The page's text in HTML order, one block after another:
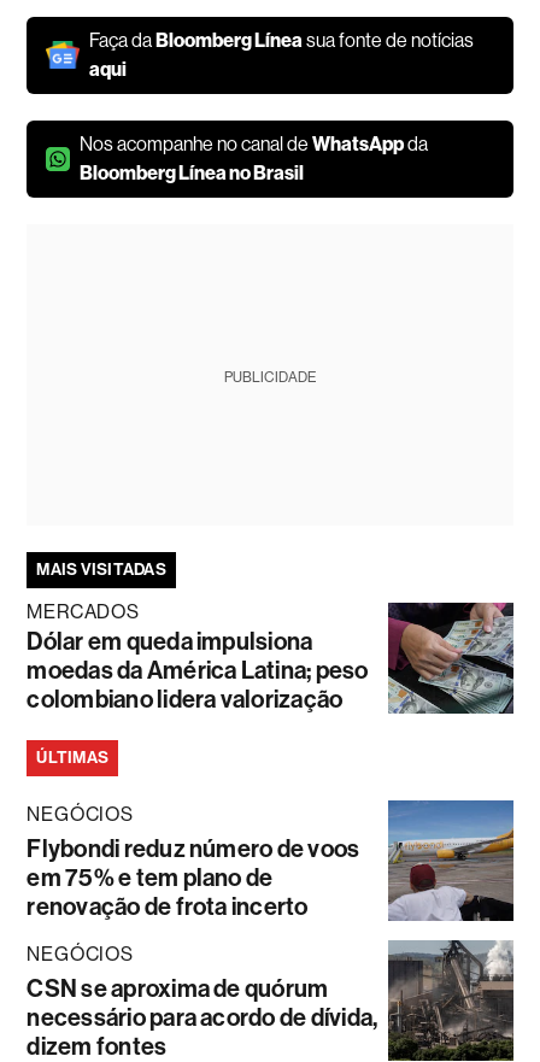
Faça daBloomberg Línea sua fonte de notícias
aqui
Nos acompanhe no canal deWhatsAppda
Bloomberg Línea no Brasil
PUBLICIDADE
MAIS VISITADAS
MERCADOS
Dólar em queda impulsiona
moedas da América Latina; peso
colombiano lidera valorização
ÚLTIMAS
NEGÓCIOS
Flybondi reduz número de voos
em 75% e tem plano de
renovação de frota incerto
NEGÓCIOS
CSN se aproxima de quórum
necessário para acordo de dívida,
dizem fontes